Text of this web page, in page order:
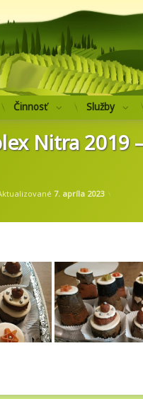
Činnosť Služby
Nitra 2019
7. apríla 2023